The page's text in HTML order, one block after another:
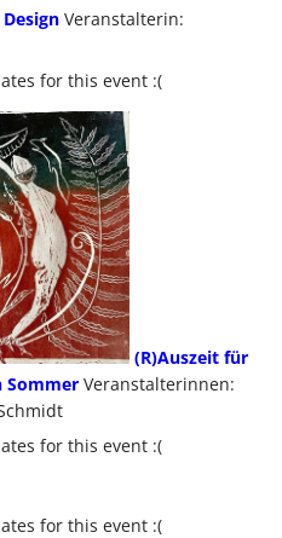
Design Veranstalterin:
for this event :(
(R)Auszeit für
Sommer Veranstalterinnen:
for this event :(
for this event :(